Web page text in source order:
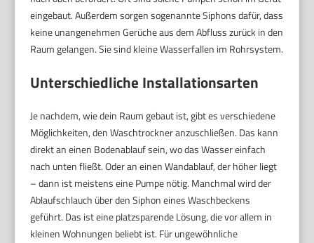
eingebaut. Außerdem sorgen sogenannte Siphons dafür, dass
keine unangenehmen Gerüche aus dem Abfluss zurück in den
Raum gelangen. Sie sind kleine Wasserfallen im Rohrsystem.
Unterschiedliche Installationsarten
Je nachdem, wie dein Raum gebaut ist, gibt es verschiedene
Möglichkeiten, den Waschtrockner anzuschließen. Das kann
direkt an einen Bodenablauf sein, wo das Wasser einfach
nach unten fließt. Oder an einen Wandablauf, der höher liegt
– dann ist meistens eine Pumpe nötig. Manchmal wird der
Ablaufschlauch über den Siphon eines Waschbeckens
geführt. Das ist eine platzsparende Lösung, die vor allem in
kleinen Wohnungen beliebt ist. Für ungewöhnliche